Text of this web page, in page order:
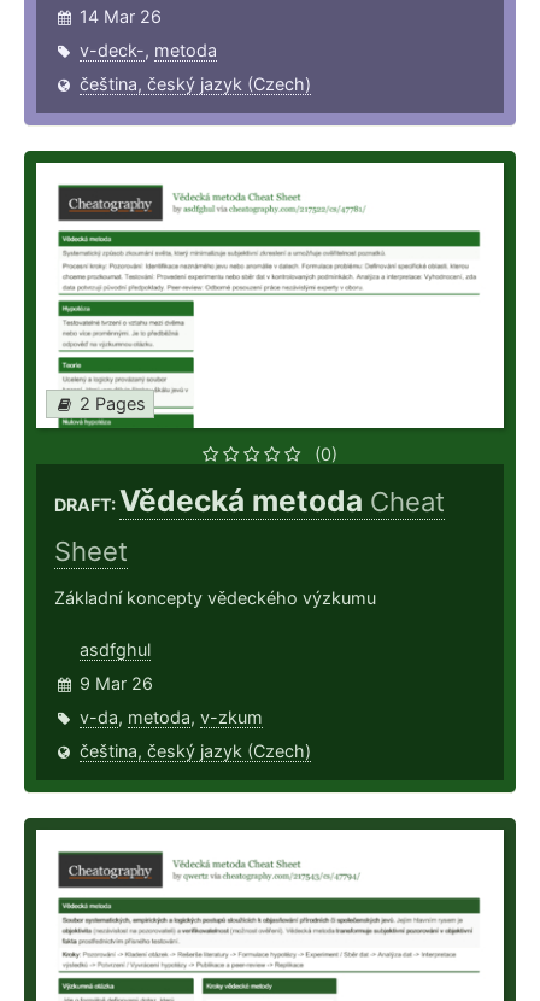
14 Mar 26
v-deck-, metoda
čeština, český jazyk (Czech)
2 Pages
(0)
DRAFT:Vědecká metoda Cheat
Sheet
Základní koncepty vědeckého výzkumu
asdfghul
9 Mar 26
v-da, metoda, v-zkum
čeština, český jazyk (Czech)